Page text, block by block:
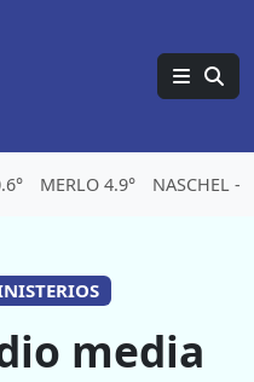
MERLO 4.9° NASCHEL -
media